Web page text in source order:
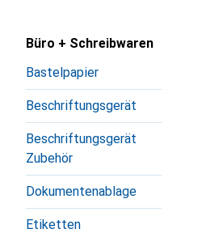
Büro + Schreibwaren
Bastelpapier
Beschriftungsgerät
Beschriftungsgerät
Zubehör
Dokumentenablage
Etiketten